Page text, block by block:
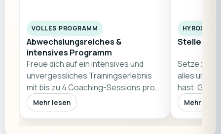
VOLLES PROGRAMM
Abwechslungsreiches &
intensives Programm
Freue dich auf ein intensives und
unvergessliches Trainingserlebnis
mit bis zu 4 Coaching-Sessions pro
Tag. Tr…
Mehr lesen
Stelle dich
Setze zum
alles um,
hast.
absolvierst
Mehr lesen